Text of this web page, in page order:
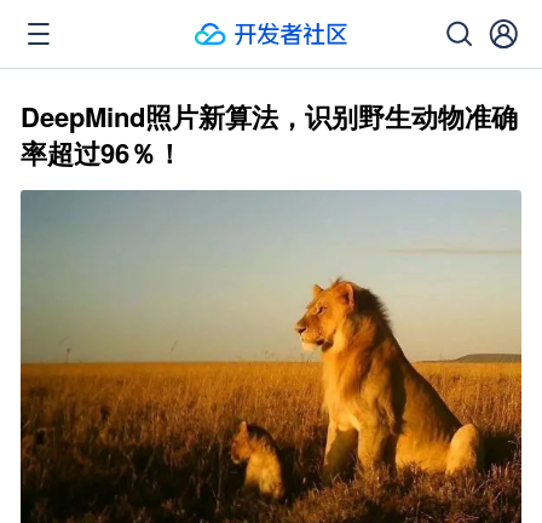
DeepMind照片新算法，识别野生动物准确
率超过96％！